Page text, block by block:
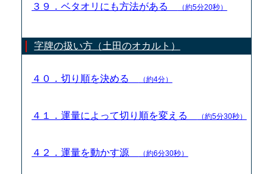
３９．ベタオリにも方法がある （約5分20秒）
字牌の扱い方（土田のオカルト）
４０．切り順を決める （約4分）
４１．運量によって切り順を変える （約5分30秒）
４２．運量を動かす源 （約6分30秒）